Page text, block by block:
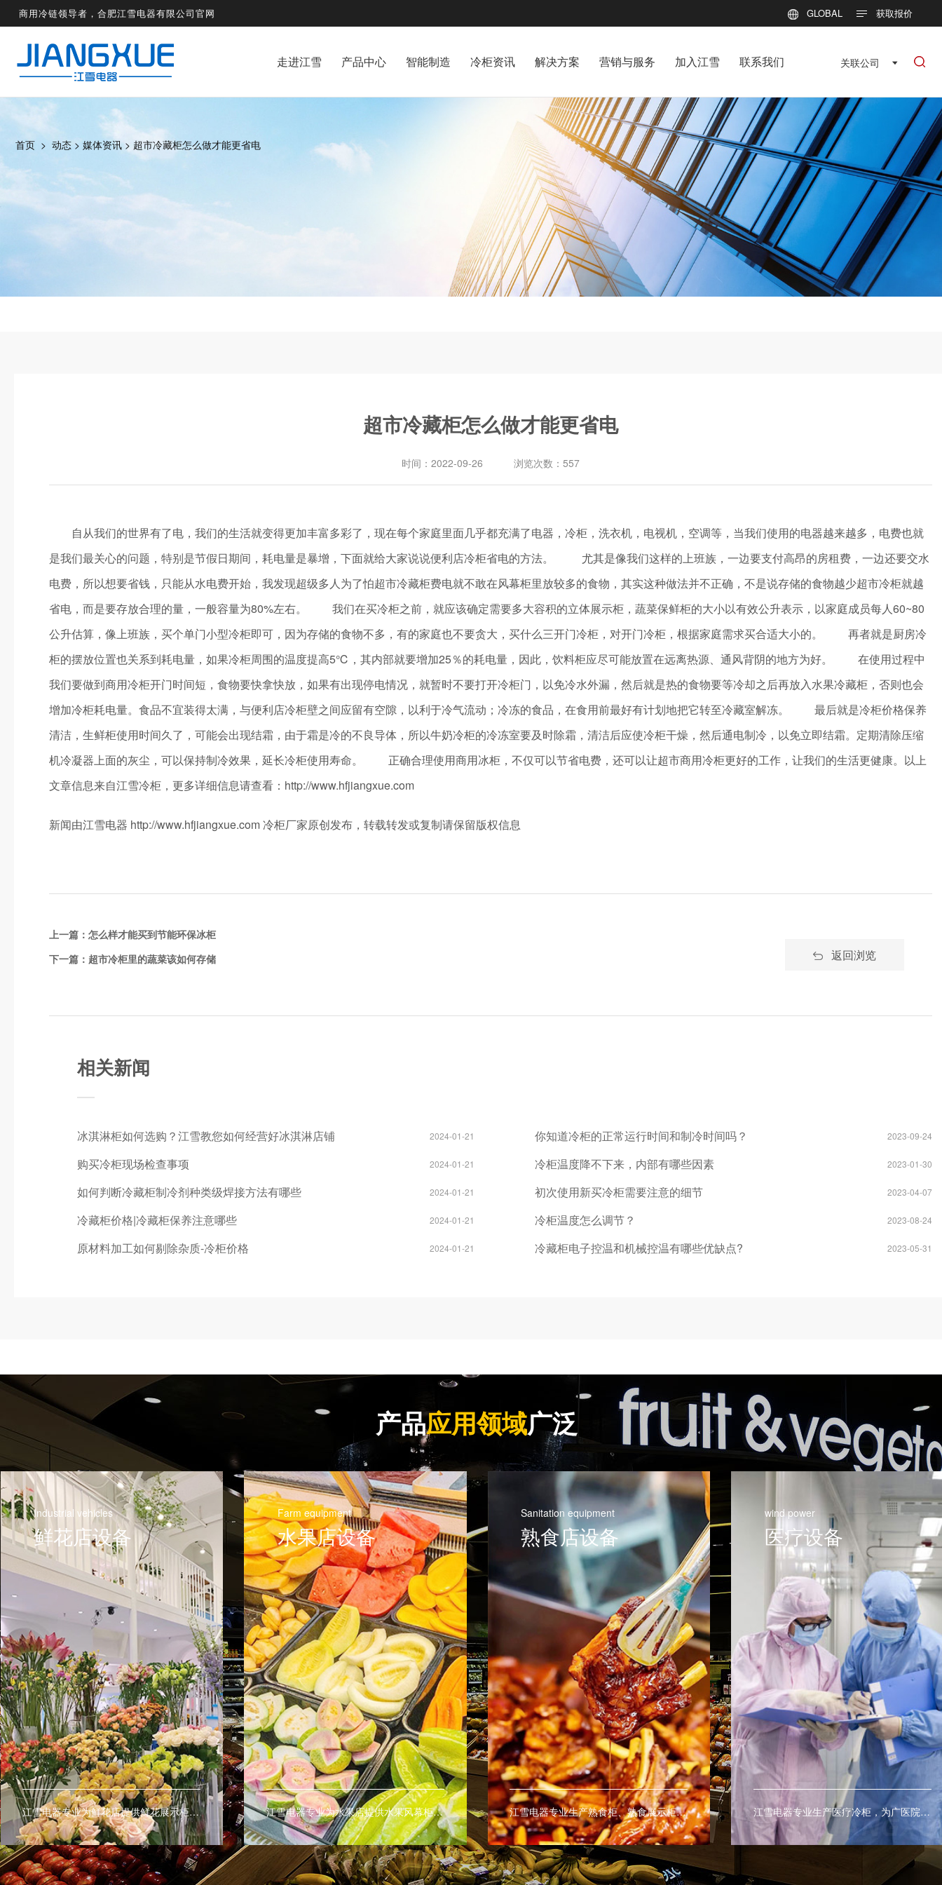
商用冷链领导者，合肥江雪电器有限公司官网 GLOBAL 获取报价
走进江雪 产品中心 智能制造 冷柜资讯 解决方案 营销与服务 加入江雪 联系我们 关联公司 
首页 > 动态 > 媒体资讯 > 超市冷藏柜怎么做才能更省电
超市冷藏柜怎么做才能更省电
时间： 2022-09-26 浏览次数： 557
自从我们的世界有了电，我们的生活就变得更加丰富多彩了，现在每个家庭里面几乎都充满了电器，冷柜，洗衣机，电视机，空调等，当我们使用的电器越来越多，电费也就
是我们最关心的问题，特别是节假日期间，耗电量是暴增，下面就给大家说说便利店冷柜省电的方法。 尤其是像我们这样的上班族，一边要支付高昂的房租费，一边还要交水
电费，所以想要省钱，只能从水电费开始，我发现超级多人为了怕超市冷藏柜费电就不敢在风幕柜里放较多的食物，其实这种做法并不正确，不是说存储的食物越少超市冷柜就越
省电，而是要存放合理的量，一般容量为80%左右。 我们在买冷柜之前，就应该确定需要多大容积的立体展示柜，蔬菜保鲜柜的大小以有效公升表示，以家庭成员每人60~80
公升估算，像上班族，买个单门小型冷柜即可，因为存储的食物不多，有的家庭也不要贪大，买什么三开门冷柜，对开门冷柜，根据家庭需求买合适大小的。 再者就是厨房冷
柜的摆放位置也关系到耗电量，如果冷柜周围的温度提高5℃，其内部就要增加25％的耗电量，因此，饮料柜应尽可能放置在远离热源、通风背阴的地方为好。 在使用过程中
我们要做到商用冷柜开门时间短，食物要快拿快放，如果有出现停电情况，就暂时不要打开冷柜门，以免冷水外漏，然后就是热的食物要等冷却之后再放入水果冷藏柜，否则也会
增加冷柜耗电量。食品不宜装得太满，与便利店冷柜壁之间应留有空隙，以利于冷气流动；冷冻的食品，在食用前最好有计划地把它转至冷藏室解冻。 最后就是冷柜价格保养
清洁，生鲜柜使用时间久了，可能会出现结霜，由于霜是冷的不良导体，所以牛奶冷柜的冷冻室要及时除霜，清洁后应使冷柜干燥，然后通电制冷，以免立即结霜。定期清除压缩
机冷凝器上面的灰尘，可以保持制冷效果，延长冷柜使用寿命。 正确合理使用商用冰柜，不仅可以节省电费，还可以让超市商用冷柜更好的工作，让我们的生活更健康。以上
文章信息来自江雪冷柜，更多详细信息请查看：http://www.hfjiangxue.com
新闻由江雪电器 http://www.hfjiangxue.com 冷柜厂家原创发布，转载转发或复制请保留版权信息
上一篇： 怎么样才能买到节能环保冰柜
下一篇： 超市冷柜里的蔬菜该如何存储 返回浏览
相关新闻
你知道冷柜的正常运行时间和制冷时间吗？ 2023-09-24
冷柜温度降不下来，内部有哪些因素 2023-01-30
初次使用新买冷柜需要注意的细节 2023-04-07
冷柜温度怎么调节？ 2023-08-24
冷藏柜电子控温和机械控温有哪些优缺点? 2023-05-31
冰淇淋柜如何选购？江雪教您如何经营好冰淇淋店铺 2024-01-21
购买冷柜现场检查事项 2024-01-21
如何判断冷藏柜制冷剂种类级焊接方法有哪些 2024-01-21
冷藏柜价格|冷藏柜保养注意哪些 2024-01-21
原材料加工如何剔除杂质-冷柜价格 2024-01-21
产品应用领域广泛
Industrial vehicles
鲜花店设备
江雪电器专业为鲜花店提供鲜花展示柜、鲜花保鲜柜、鲜花陈列柜让鲜花保鲜更持久。
Farm equipment
水果店设备
江雪电器专业为水果店提供水果风幕柜、水果保鲜柜、水果展示柜等商用制冷保鲜设备，让您的水果更持久的保鲜。
Sanitation equipment
熟食店设备
江雪电器专业生产熟食柜、熟食展示柜、熟食保鲜柜、热柜、等商用熟食设备。
wind power
医疗设备
江雪电器专业生产医疗冷柜，为广医院及医疗室提供药品及血液的最佳保存环境。